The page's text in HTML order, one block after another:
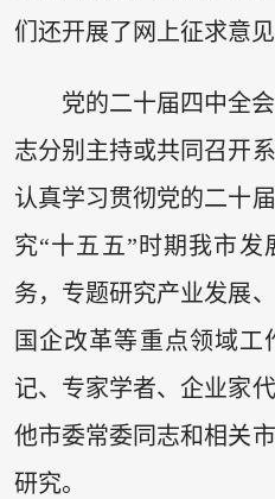
们还开展了网上征求意见
党的二十届四中全
志分别主持或共同召开
认真学习贯彻党的二十
究“十五五”时期我市
务，专题研究产业发展
国企改革等重点领域
记、专家学者、企业家
他市委常委同志和相关
研究。